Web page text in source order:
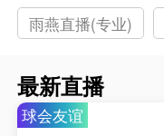
雨燕直播(专业)
最新直播
球会友谊